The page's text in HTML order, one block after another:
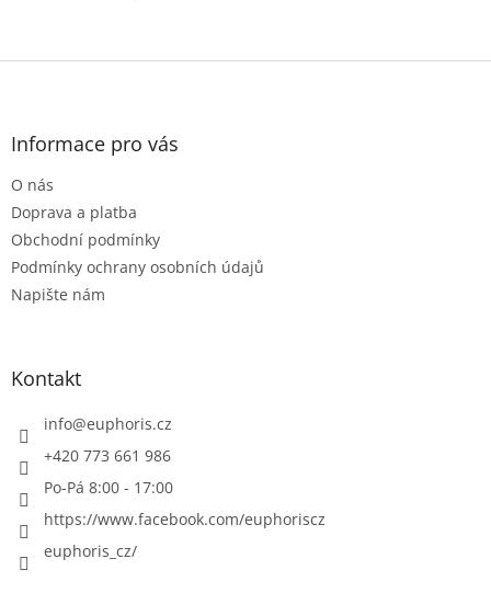
Z
Informace pro vás
O nás
Doprava a platba
Obchodní podmínky
Podmínky ochrany osobních údajů
Napište nám
Kontakt
info@euphoris.cz
+420 773 661 986
Po-Pá 8:00 - 17:00
https://www.facebook.com/euphoriscz
euphoris_cz/